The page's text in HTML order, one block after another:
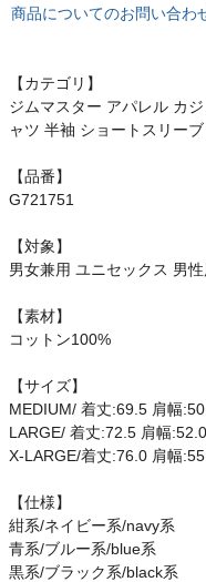
サックス SAXX
オン On
スポーツマリオTOP
ベースボールマリオ（野球
お気に入り
ご利用ガイド
クーポン一覧
商品レビュー
商品についてのお問い合わ
【カテゴリ】
ジムマスター アパレル カ
ャツ 半袖 ショートスリー
【品番】
G721751
【対象】
男女兼用 ユニセックス 男
【素材】
コットン100%
【サイズ】
MEDIUM/ 着丈:69.5 肩幅
LARGE/ 着丈:72.5 肩幅
X-LARGE/着丈:76.0 肩幅
【仕様】
紺系/ネイビー系/navy系
青系/ブルー系/blue系
黒系/ブラック系/black系